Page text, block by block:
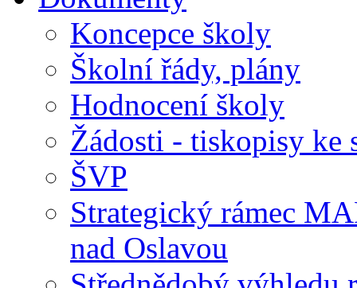
Koncepce školy
Školní řády, plány
Hodnocení školy
Žádosti - tiskopisy ke
ŠVP
Strategický rámec
nad Oslavou